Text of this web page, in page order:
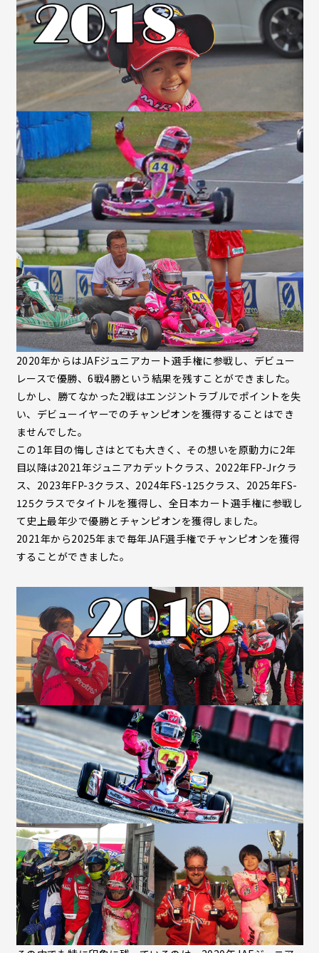
2020年からはJAFジュニアカート選手権に参戦し、デビュー
レースで優勝、6戦4勝という結果を残すことができました。
しかし、勝てなかった2戦はエンジントラブルでポイントを失
い、デビューイヤーでのチャンピオンを獲得することはでき
ませんでした。
この1年目の悔しさはとても大きく、その想いを原動力に2年
目以降は2021年ジュニアカデットクラス、2022年FP-Jrクラ
ス、2023年FP-3クラス、2024年FS-125クラス、2025年FS-
125クラスでタイトルを獲得し、全日本カート選手権に参戦し
て史上最年少で優勝とチャンピオンを獲得しました。
2021年から2025年まで毎年JAF選手権でチャンピオンを獲得
することができました。